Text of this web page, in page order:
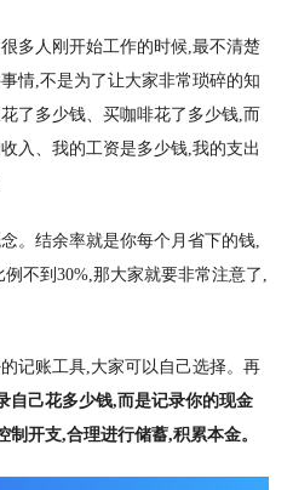
多人刚开始工作的时候,最不清楚
情,不是为了让大家非常琐碎的知
了多少钱、买咖啡花了多少钱,而
入、我的工资是多少钱,我的支出
。结余率就是你每个月省下的钱,
不到30%,那大家就要非常注意了,
记账工具,大家可以自己选择。再
自己花多少钱,而是记录你的现金
开支,合理进行储蓄,积累本金。